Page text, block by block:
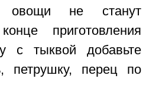
овощи не станут
приготовления
с тыквой добавьте
петрушку, перец по